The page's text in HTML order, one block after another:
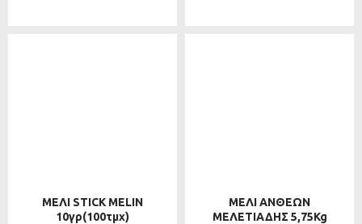
ΜΕΛΙ STICK MELIN
10γρ(100τμχ)
ΜΕΛΙ ΑΝΘΕΩΝ
ΜΕΛΕΤΙΑΔΗΣ 5,75Kg